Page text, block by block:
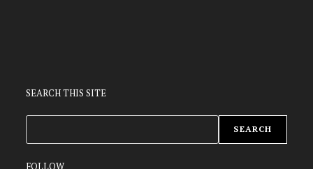
SEARCH THIS SITE
SEARCH